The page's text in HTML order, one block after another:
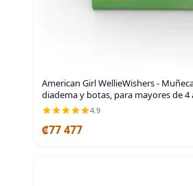
American Girl WellieWishers -
diadema y botas, para mayores de 4
4.9
₡77 477